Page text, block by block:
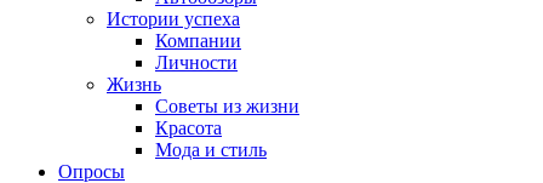
Истории успеха
Компании
Личности
Жизнь
Советы из жизни
Красота
Мода и стиль
Опросы